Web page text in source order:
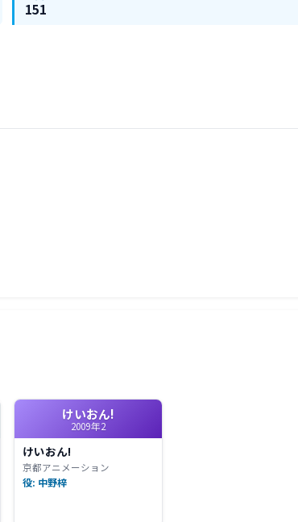
151
けいおん!
2009年2
けいおん!
京都アニメーション
役: 中野梓